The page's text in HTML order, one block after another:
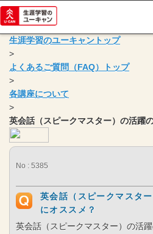
生涯学習のユーキャントップ
>
よくあるご質問（FAQ）トップ
>
各講座について
>
英会話（スピークマスター）の活躍
No : 5385
英会話（スピークマスタ
にオススメ？
英会話（スピークマスター）の活